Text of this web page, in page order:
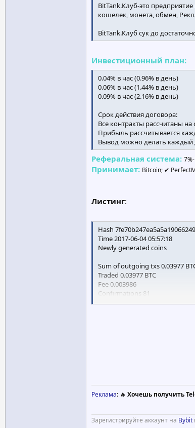
BitTank.Клуб-это
кошелек, монета, обмен,
BitTank.Клуб сук до
Инвестиционный план:
0.04% в час (0.96% в день)
0.06% в час (1.44% в день)
0.09% в час (2.16% в день)
Срок действия договора:
Все контракты рассчитаны
Прибыль рассчитывается
Вывод можно делать каждый
Реферальная система:
Принимает: Bitcoin; ✔
Листинг:
Hash
Time 2017-06-04 05:57:18
Newly generated coins
Sum of outgoing txs 0.03977
Traded 0.03977 BTC
Fee 0.003986
Confirmations 81
Coin days destroyed 0.04
Реклама: 🔥 Хочешь получить
Зарегистрируйте аккаунт на Bybit